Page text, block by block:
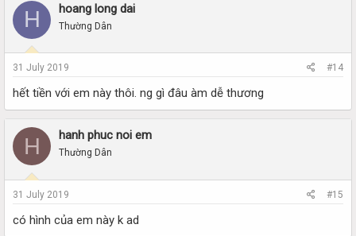
H hoang long dai
Thường Dân
31 July 2019 #14
hết tiền với em này thôi. ng gì đâu àm dễ thương
H hanh phuc noi em
Thường Dân
31 July 2019 #15
có hình của em này k ad